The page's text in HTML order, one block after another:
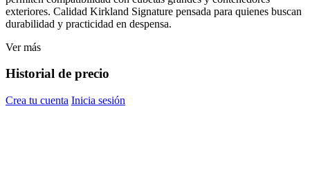
exteriores. Calidad Kirkland Signature pensada para quienes buscan
durabilidad y practicidad en despensa.
Ver más
Historial de precio
Crea tu cuenta Inicia sesión